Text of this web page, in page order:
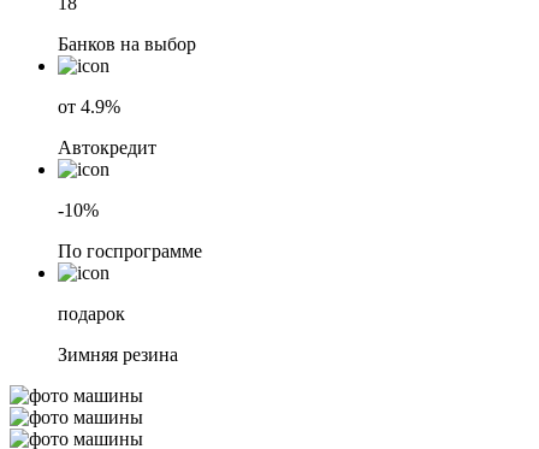
Банков на выбор
от 4.9%
Автокредит
-10%
По госпрограмме
подарок
Зимняя резина